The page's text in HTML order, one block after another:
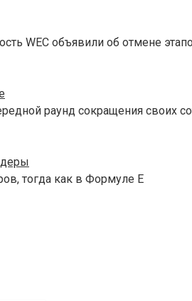
WEC объявили об отмене
раунд сокращения своих
тогда как в Формуле E